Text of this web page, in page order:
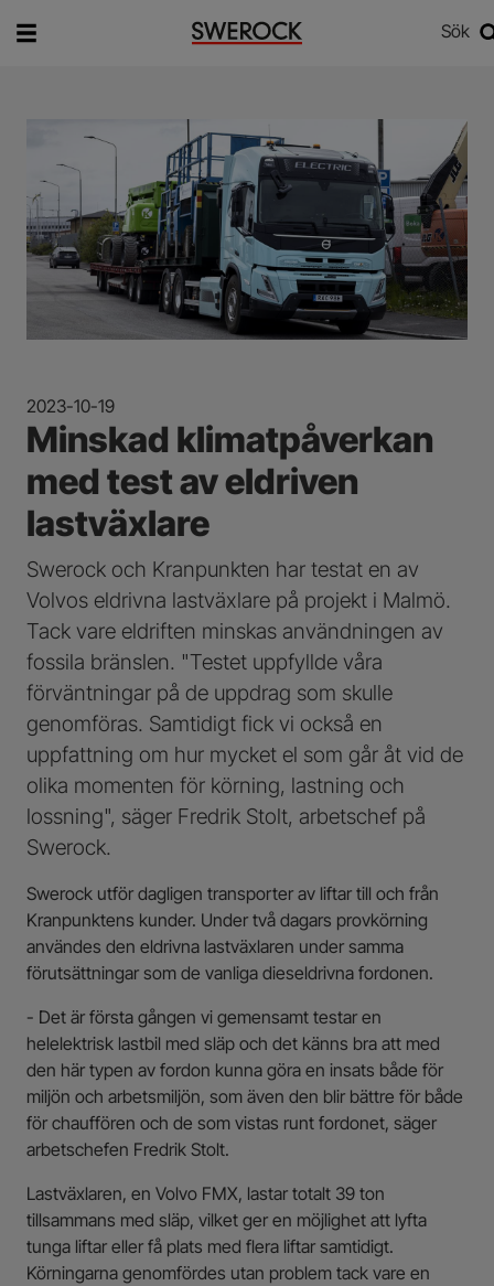
Sök
2023-10-19
Minskad klimatpåverkan
med test av eldriven
lastväxlare
Swerock och Kranpunkten har testat en av
Volvos eldrivna lastväxlare på projekt i Malmö.
Tack vare eldriften minskas användningen av
fossila bränslen. "Testet uppfyllde våra
förväntningar på de uppdrag som skulle
genomföras. Samtidigt fick vi också en
uppfattning om hur mycket el som går åt vid de
olika momenten för körning, lastning och
lossning", säger Fredrik Stolt, arbetschef på
Swerock.
Swerock utför dagligen transporter av liftar till och från
Kranpunktens kunder. Under två dagars provkörning
användes den eldrivna lastväxlaren under samma
förutsättningar som de vanliga dieseldrivna fordonen.
- Det är första gången vi gemensamt testar en
helelektrisk lastbil med släp och det känns bra att med
den här typen av fordon kunna göra en insats både för
miljön och arbetsmiljön, som även den blir bättre för både
för chauffören och de som vistas runt fordonet, säger
arbetschefen Fredrik Stolt.
Lastväxlaren, en Volvo FMX, lastar totalt 39 ton
tillsammans med släp, vilket ger en möjlighet att lyfta
tunga liftar eller få plats med flera liftar samtidigt.
Körningarna genomfördes utan problem tack vare en